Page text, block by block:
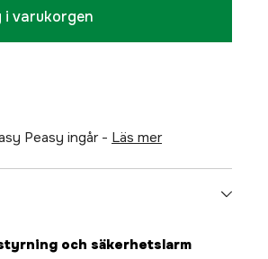
i varukorgen
Peasy ingår - läs mer
och säkerhetslarm